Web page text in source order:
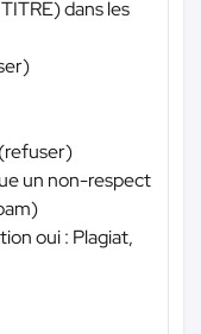
dans les
un non-respect
oui : Plagiat,